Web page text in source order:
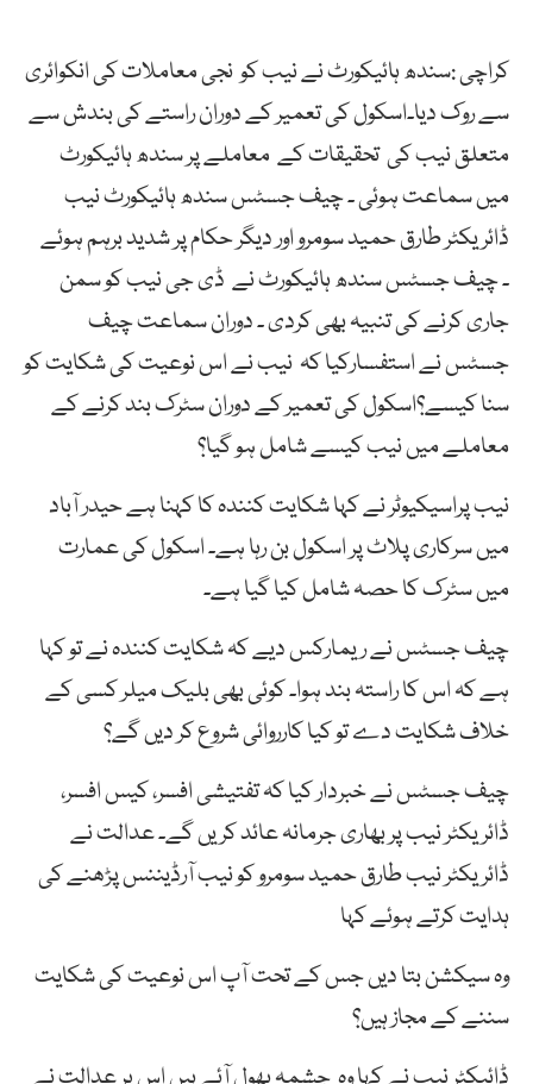
کراچی :سندھ ہائیکورٹ نے نیب کو نجی معاملات کی انکوائری
سے روک دیا۔اسکول کی تعمیر کے دوران راستے کی بندش سے
متعلق نیب کی تحقیقات کے معاملے پر سندھ ہائیکورٹ
میں سماعت ہوئی ۔ چیف جسٹس سندھ ہائیکورٹ نیب
ڈائریکٹر طارق حمید سومرو اور دیگر حکام پر شدید برہم ہوئے
۔ چیف جسٹس سندھ ہائیکورٹ نے ڈی جی نیب کو سمن
جاری کرنے کی تنبیہ بھی کردی ۔ دوران سماعت چیف
جسٹس نے استفسارکیا کہ نیب نے اس نوعیت کی شکایت کو
سنا کیسے؟اسکول کی تعمیر کے دوران سٹرک بند کرنے کے
معاملے میں نیب کیسے شامل ہو گیا؟
نیب پراسیکیوٹر نے کہا شکایت کنندہ کا کہنا ہے حیدر آباد
میں سرکاری پلاٹ پر اسکول بن رہا ہے۔ اسکول کی عمارت
میں سٹرک کا حصہ شامل کیا گیا ہے۔
چیف جسٹس نے ریمارکس دیے کہ شکایت کنندہ نے تو کہا
ہے کہ اس کا راستہ بند ہوا۔ کوئی بھی بلیک میلر کسی کے
خلاف شکایت دے تو کیا کارروائی شروع کر دیں گے؟
چیف جسٹس نے خبردار کیا کہ تفتیشی افسر، کیس افسر،
ڈائریکٹر نیب پر بھاری جرمانہ عائد کریں گے۔ عدالت نے
ڈائریکٹر نیب طارق حمید سومرو کو نیب آرڈیننس پڑھنے کی
ہدایت کرتے ہوئے کہا
وہ سیکشن بتا دیں جس کے تحت آپ اس نوعیت کی شکایت
سننے کے مجاز ہیں؟